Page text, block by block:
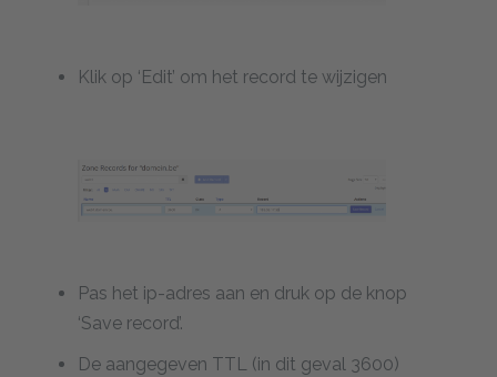
Klik op ‘Edit’ om het record te wijzigen
Pas het ip-adres aan en druk op de knop
‘Save record’.
De aangegeven TTL (in dit geval 3600)